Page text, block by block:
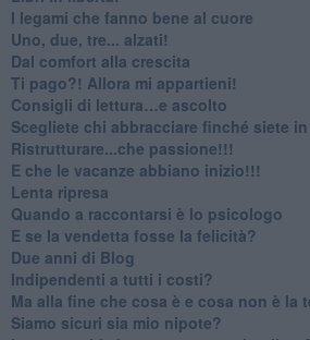
​I legami che fanno bene al cuore
Uno, due, tre... alzati!​
​Dal comfort alla crescita
​Ti pago?! Allora mi appartieni!​
​Consigli di lettura…e ascolto
​Scegliete chi abbracciare finché siete
​Ristrutturare...che passione!!!
​E che le vacanze abbiano inizio!!!
​Lenta ripresa
​Quando a raccontarsi è lo psicologo
​E se la vendetta fosse la felicità?
​Due anni di Blog
​Indipendenti a tutti i costi?
​Ma alla fine che cosa è e cosa non è la
​Siamo sicuri sia mio nipote?